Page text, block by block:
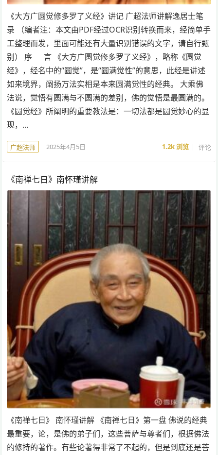
《大方广圆觉修多罗了义经》讲记 广超法师讲解逸居士笔
录 （编者注：本文由PDF经过OCR识别转换而来，经简单手
工整理而发，里面可能还有大量识别错误的文字，请自行甄
别） 序 言 《大方广圆觉修多罗了义经》，略称《圆觉
经》，经名中的“圆觉”，是“圆满觉性”的意思，此经是讲述
如来境界，阐扬万法实相是本来圆满觉性的经典。 大乘佛
法说，觉悟有圆满与不圆满的差别，佛的觉悟是最圆满的。
《圆觉经》所阐明的重要教法是：一切法都是圆觉妙心的显
现，…
广超法师 2025年4月5日 1.2k浏览 评论
《南禅七日》南怀瑾讲解
《南禅七日》 南怀瑾讲解 《南禅七日》第一盘 佛说的经典
最重要，论，是佛的弟子们，这些菩萨与尊者们，根据佛法
的修持的著作。有些论著得非常了不起的，但是到底还是菩